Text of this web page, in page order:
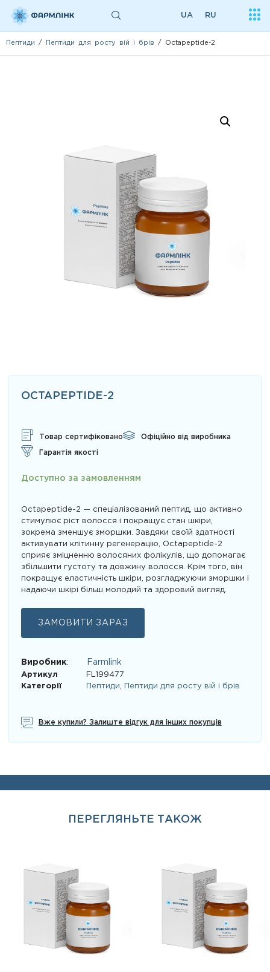
UA RU
Пептиди / Пептиди для росту вій і брів / Octapeptide-2
OCTAPEPTIDE-2
Товар сертифіковано Офіційно від виробника
Гарантія якості
Доступно за замовленням
Octapeptide-2 — спеціалізований пептид, що активно
стимулює ріст волосся і покращує стан шкіри,
зокрема зменшує зморшки. Завдяки своїй здатності
активувати клітинну регенерацію, Octapeptide-2
сприяє зміцненню волосяних фолікулів, що допомагає
збільшити густоту та довжину волосся. Крім того, він
покращує еластичність шкіри, розгладжуючи зморшки і
надаючи шкірі більш молодий та здоровий вигляд.
ЗАМОВИТИ ЗАРАЗ
Виробник: Farmlink
Артикул
FL199477
Категорії
Пептиди Пептиди для росту вій і брів
Вже купили? Залиште відгук для інших покупців
ПЕРЕГЛЯНЬТЕ ТАКОЖ